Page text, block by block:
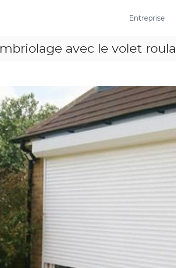
Entreprise
avec le volet